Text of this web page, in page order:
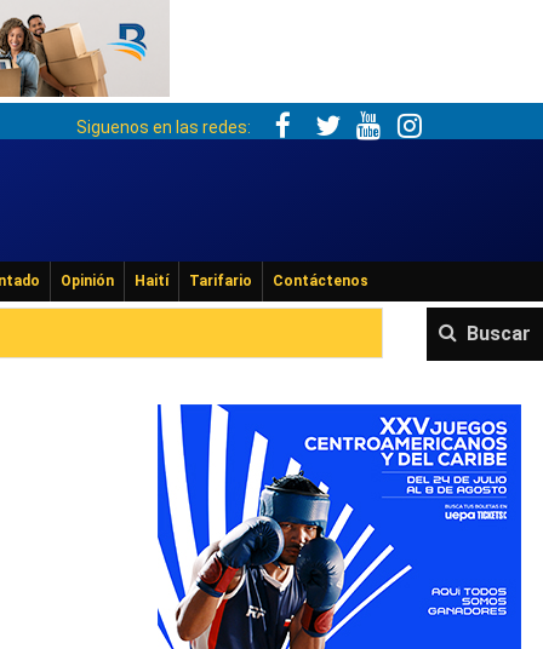
Siguenos en las redes:
Opinión Haití Tarifario Contáctenos
Buscar